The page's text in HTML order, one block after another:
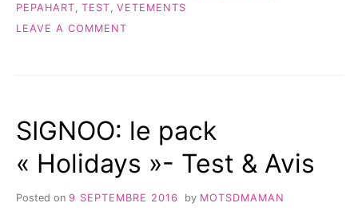
PEPAHART TEST VETEMENTS
LEAVE A COMMENT
PRÉPARATION…
SIGNOO: le pack
« Holidays »- Test & Avis
Posted on 9 SEPTEMBRE 2016 by MOTSDMAMAN